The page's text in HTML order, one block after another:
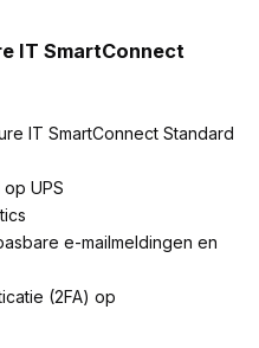
IT SmartConnect
IT SmartConnect Standard
UPS
e-mailmeldingen en
(2FA) op